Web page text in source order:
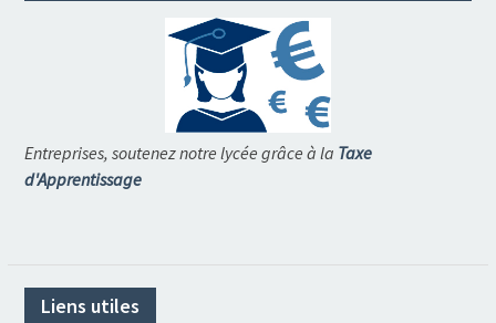
Entreprises, soutenez notre lycée grâce à la Taxe
d'Apprentissage
Liens utiles